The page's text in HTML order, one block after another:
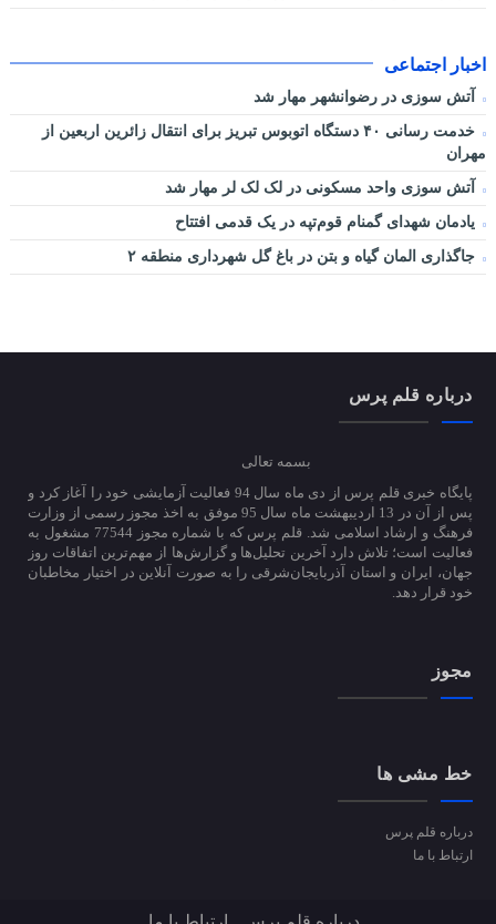
اخبار اجتماعی
آتش سوزی در رضوانشهر مهار شد
خدمت رسانی ۴۰ دستگاه اتوبوس تبریز برای انتقال زائرین اربعین از
مهران
آتش سوزی واحد مسکونی در لک لک لر مهار شد
یادمان شهدای گمنام قوم‌تپه در یک قدمی افتتاح
جاگذاری المان گیاه و بتن در باغ گل شهرداری منطقه ۲
درباره قلم پرس
بسمه تعالی
پایگاه خبری قلم پرس از دی ماه سال 94 فعالیت آزمایشی خود را آغاز کرد و
پس از آن در 13 اردیبهشت ماه سال 95 موفق به اخذ مجوز رسمی از وزارت
فرهنگ و ارشاد اسلامی شد. قلم پرس که با شماره مجوز 77544 مشغول به
فعالیت است؛ تلاش دارد آخرین تحلیل‌ها و گزارش‌ها از مهم‌ترین اتفاقات روز
جهان، ایران و استان آذربایجان‌شرقی را به صورت آنلاین در اختیار مخاطبان
خود قرار دهد.
مجوز
خط مشی ها
درباره قلم پرس
ارتباط با ما